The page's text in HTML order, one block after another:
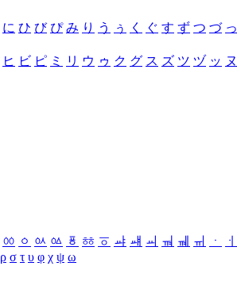
に ひ び ぴ み り う ぅ く ぐ す ず つ づ っ
ヒ ビ ピ ミ リ ウ ゥ ク グ ス ズ ツ ヅ ッ ヌ
ㆀ ㆁ ㆂ ㆃ ㆄ ㆅ ㆆ ㆇ ㆈ ㆉ ㆊ ㆋ ㆌ ㆍ
ㆎ
ρ σ τ υ φ χ ψ ω